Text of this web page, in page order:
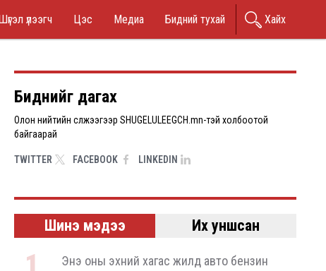
үлээгч Цэс Медиа Бидний тухай Хайх
Биднийг дагах
Олон нийтийн сүлжээгээр SHUGELULEEGCH.mn-тэй холбоотой
байгаарай
TWITTER FACEBOOK LINKEDIN
Шинэ мэдээ Их уншсан
Энэ оны эхний хагас жилд авто бензин